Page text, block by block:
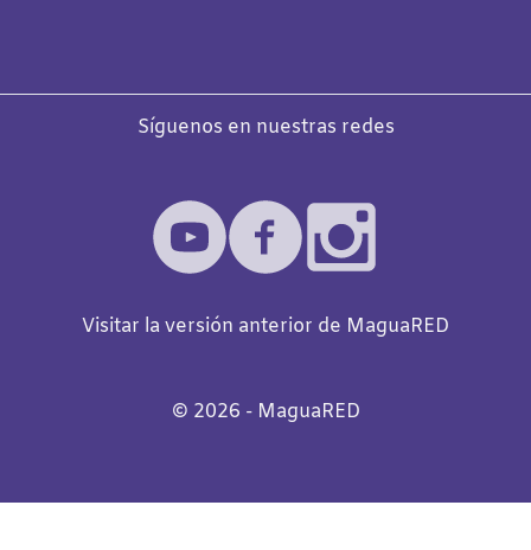
Síguenos en nuestras redes
Visitar la versión anterior de MaguaRED
©️ 2026 - MaguaRED